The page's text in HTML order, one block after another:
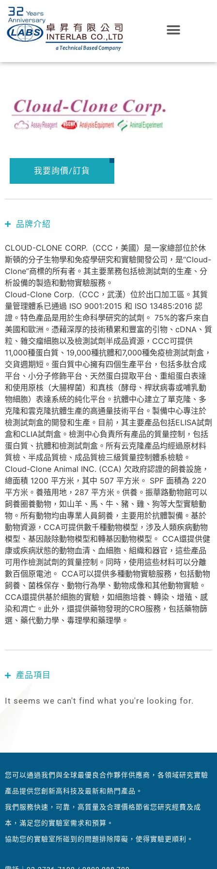
我要詢價/訂貨
品牌介紹
CLOUD-CLONE CORP.（CCC，美國）是一家總部位於休
斯頓的分子生物學和免疫學研究和實驗開發公司，是“Cloud-
Clone”商標的所有者。其主要業務包括檢測試劑的生產、分
析設備的製造和動物實驗服務。
Cloud-Clone Corp.（CCC，武漢）位於出口加工區。其質
量管理體系已通過 ISO 9001:2015 和 ISO 13485:2016 認
證。特色產品是用於生命科學研究的試劑。 75%的客戶來自
美國和歐洲。憑藉深厚的技術積累和豐富的引物、cDNA、質
粒、雜交瘤細胞以及檢測試劑半成品資源，CCC可提供
11,000種蛋白質、19,000種抗體和7,000種免疫檢測試劑盒，
交貨週期短。蛋白質中心擁有四個生產平台，包括多肽合成
平台、小分子修飾平台、天然蛋白提取平台、重組蛋白表達
和使用原核（大腸桿菌）和真核（酵母、桿狀病毒或哺乳動
物細胞）表達系統的純化平台。抗體中心建立了單克隆、多
克隆和雲克隆抗體生產的高通量技術平台。製備中心專注於
檢測試劑盒的開發和生產。目前，其主要產品包括ELISA試劑
盒和CLIA試劑盒。檢測中心負責所有產品的質量控制，包括
蛋白質、抗體和檢測試劑盒。所有云克隆產品均經過原材料
質檢、半成品質檢、成品質檢三級質量控制體系檢驗。
Cloud-Clone Animal INC. (CCA) 欠政府認證的飼養設施，
總面積 1200 平方米，其中 507 平方米。 SPF 面積為 220
平方米。養殖用地，287 平方米。供養。振華路動物館可以
飼養圈養動物，如山羊、馬、牛、豬、雞、狗等大型實驗動
物。所有動物均由專業人員飼養，主要用於抗體製備。基於
動物資源，CCA可提供數千種動物模型，涉及人類疾病動物
模型、基因敲除動物模型和轉基因動物模型。 CCA還提供健
康或疾病狀態的動物血清、血細胞、組織和器官，這些產品
可用作檢測試劑的質量控制。同時，使用這些材料可以分離
數百個原電池。 CCA可以提供多種動物實驗服務，包括動物
飼養、菌株保存、動物行為學、動物成像和其他動物實驗。
CCA還提供基於細胞的實驗，如細胞培養、轉染、增殖、感
染和凋亡。此外，還提供藥物發現的CRO服務，包括藥物篩
選、藥代動力學、毒理學和藥理學。
產品項目
It seems we can't find what you're looking for.
您可以通過我們與全球最優良合作夥伴供應商，各領域研究實驗
產品提供您創新高科技及最新和熱門產品。
我們服務快速，可靠，高質量及合理價格節省您研究經費及成
本，滿足您的實驗室需求和預算。
協助您的實驗室所碰到的問題排除障礙，使得實驗更順利。